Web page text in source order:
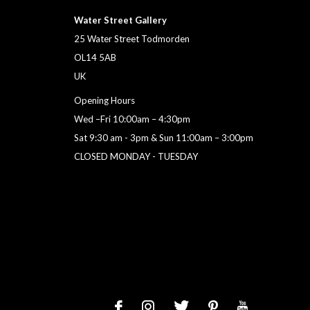
Water Street Gallery
25 Water Street Todmorden
OL14 5AB
UK
Opening Hours
Wed –Fri 10:00am – 4:30pm
Sat 9:30 am - 3pm & Sun 11:00am – 3:00pm
CLOSED MONDAY - TUESDAY